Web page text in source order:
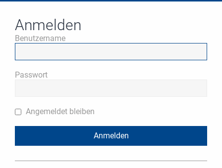
Anmelden
Benutzername
Passwort
Angemeldet bleiben